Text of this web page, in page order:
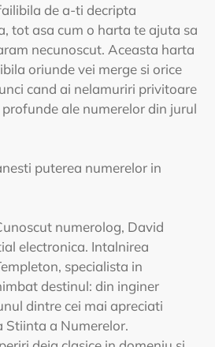
de a-ti decripta
tot asa cum o harta te ajuta sa
necunoscut. Aceasta harta
oriunde vei merge si orice
cand ai nelamuriri privitoare
ale numerelor din jurul
puterea numerelor in
numerolog, David
electronica. Intalnirea
specialista in
destinul: din inginer
dintre cei mai apreciati
Stiinta a Numerelor.